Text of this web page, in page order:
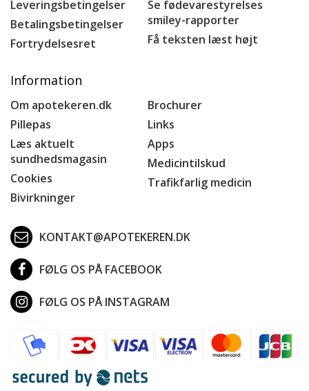
Leveringsbetingelser
Betalingsbetingelser
Fortrydelsesret
Se fødevarestyrelses
smiley-rapporter
Få teksten læst højt
Information
Om apotekeren.dk
Pillepas
Læs aktuelt
sundhedsmagasin
Cookies
Bivirkninger
Brochurer
Links
Apps
Medicintilskud
Trafikfarlig medicin
KONTAKT@APOTEKEREN.DK
FØLG OS PÅ FACEBOOK
FØLG OS PÅ INSTAGRAM